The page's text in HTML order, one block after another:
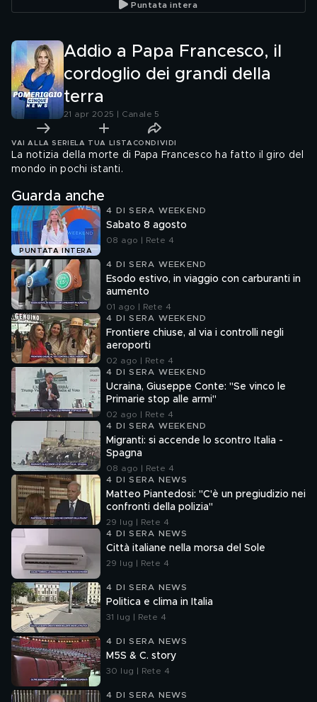
Puntata intera
Addio a Papa Francesco, il
cordoglio dei grandi della
terra
21 apr 2025 | Canale 5
VAI ALLA SERIE LA TUA LISTA CONDIVIDI
La notizia della morte di Papa Francesco ha fatto il giro del
mondo in pochi istanti.
Guarda anche
PUNTATA INTERA
4 DI SERA WEEKEND
Sabato 8 agosto
08 ago | Rete 4
4 DI SERA WEEKEND
Esodo estivo, in viaggio con carburanti in
aumento
01 ago | Rete 4
4 DI SERA WEEKEND
Frontiere chiuse, al via i controlli negli
aeroporti
02 ago | Rete 4
4 DI SERA WEEKEND
Ucraina, Giuseppe Conte: "Se vinco le
Primarie stop alle armi"
02 ago | Rete 4
4 DI SERA WEEKEND
Migranti: si accende lo scontro Italia -
Spagna
08 ago | Rete 4
4 DI SERA NEWS
Matteo Piantedosi: "C'è un pregiudizio nei
confronti della polizia"
29 lug | Rete 4
4 DI SERA NEWS
Città italiane nella morsa del Sole
29 lug | Rete 4
4 DI SERA NEWS
Politica e clima in Italia
31 lug | Rete 4
4 DI SERA NEWS
M5S & C. story
30 lug | Rete 4
4 DI SERA NEWS